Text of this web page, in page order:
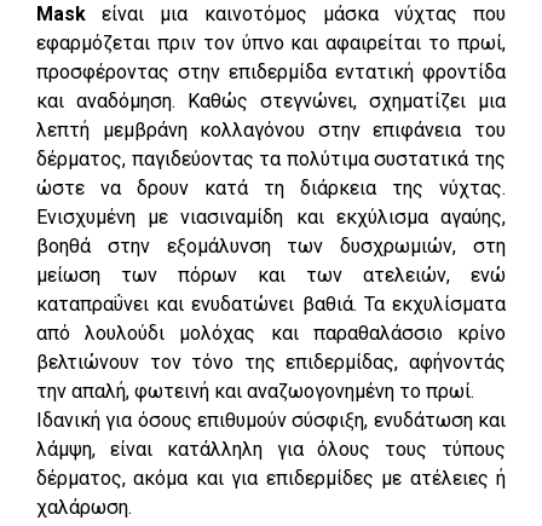
Mask είναι μια καινοτόμος μάσκα νύχτας που
εφαρμόζεται πριν τον ύπνο και αφαιρείται το πρωί,
προσφέροντας στην επιδερμίδα εντατική φροντίδα
και αναδόμηση. Καθώς στεγνώνει, σχηματίζει μια
λεπτή μεμβράνη κολλαγόνου στην επιφάνεια του
δέρματος, παγιδεύοντας τα πολύτιμα συστατικά της
ώστε να δρουν κατά τη διάρκεια της νύχτας.
Ενισχυμένη με νιασιναμίδη και εκχύλισμα αγαύης,
βοηθά στην εξομάλυνση των δυσχρωμιών, στη
μείωση των πόρων και των ατελειών, ενώ
καταπραΰνει και ενυδατώνει βαθιά. Τα εκχυλίσματα
από λουλούδι μολόχας και παραθαλάσσιο κρίνο
βελτιώνουν τον τόνο της επιδερμίδας, αφήνοντάς
την απαλή, φωτεινή και αναζωογονημένη το πρωί.
Ιδανική για όσους επιθυμούν σύσφιξη, ενυδάτωση και
λάμψη, είναι κατάλληλη για όλους τους τύπους
δέρματος, ακόμα και για επιδερμίδες με ατέλειες ή
χαλάρωση.